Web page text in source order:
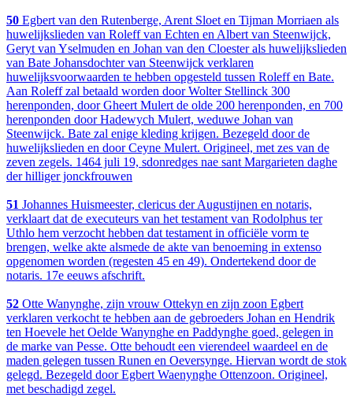
50 Egbert van den Rutenberge, Arent Sloet en Tijman Morriaen als
huwelijkslieden van Roleff van Echten en Albert van Steenwijck,
Geryt van Yselmuden en Johan van den Cloester als huwelijkslieden
van Bate Johansdochter van Steenwijck verklaren
huwelijksvoorwaarden te hebben opgesteld tussen Roleff en Bate.
Aan Roleff zal betaald worden door Wolter Stellinck 300
herenponden, door Gheert Mulert de olde 200 herenponden, en 700
herenponden door Hadewych Mulert, weduwe Johan van
Steenwijck. Bate zal enige kleding krijgen. Bezegeld door de
huwelijkslieden en door Ceyne Mulert. Origineel, met zes van de
zeven zegels. 1464 juli 19, sdonredges nae sant Margarieten daghe
der hilliger jonckfrouwen
51 Johannes Huismeester, clericus der Augustijnen en notaris,
verklaart dat de executeurs van het testament van Rodolphus ter
Uthlo hem verzocht hebben dat testament in officiële vorm te
brengen, welke akte alsmede de akte van benoeming in extenso
opgenomen worden (regesten 45 en 49). Ondertekend door de
notaris. 17e eeuws afschrift.
52 Otte Wanynghe, zijn vrouw Ottekyn en zijn zoon Egbert
verklaren verkocht te hebben aan de gebroeders Johan en Hendrik
ten Hoevele het Oelde Wanynghe en Paddynghe goed, gelegen in
de marke van Pesse. Otte behoudt een vierendeel waardeel en de
maden gelegen tussen Runen en Oeversynge. Hiervan wordt de stok
gelegd. Bezegeld door Egbert Waenynghe Ottenzoon. Origineel,
met beschadigd zegel.